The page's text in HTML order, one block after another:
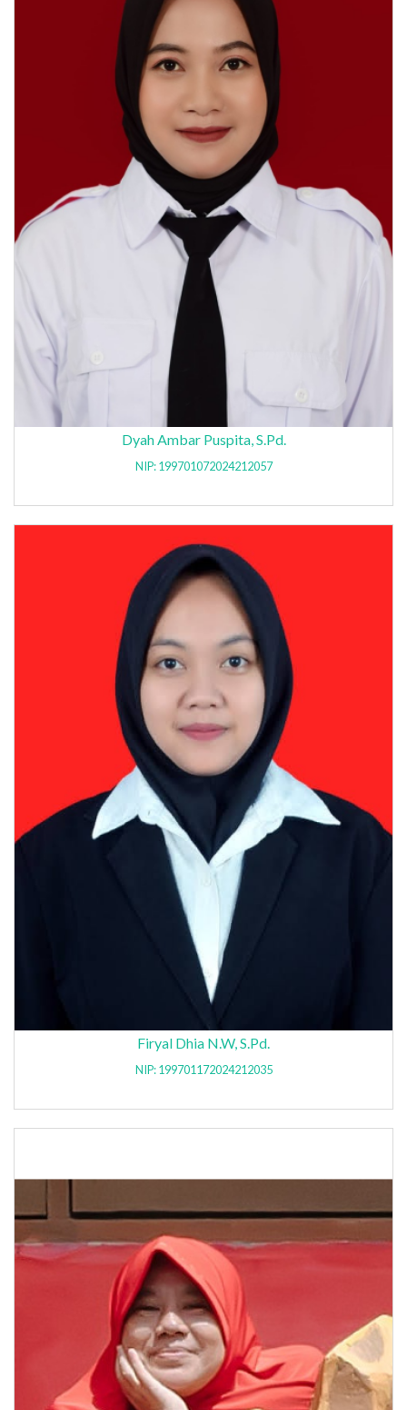
Dyah Ambar Puspita, S.Pd.
NIP: 199701072024212057
Firyal Dhia N.W, S.Pd.
NIP: 199701172024212035